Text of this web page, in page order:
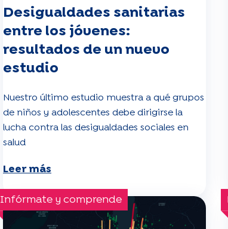
Desigualdades sanitarias
entre los jóvenes:
resultados de un nuevo
estudio
Nuestro último estudio muestra a qué grupos
de niños y adolescentes debe dirigirse la
lucha contra las desigualdades sociales en
salud
Leer más
Infórmate y comprende